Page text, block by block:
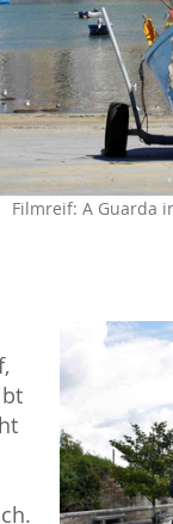
Filmreif: A Guarda